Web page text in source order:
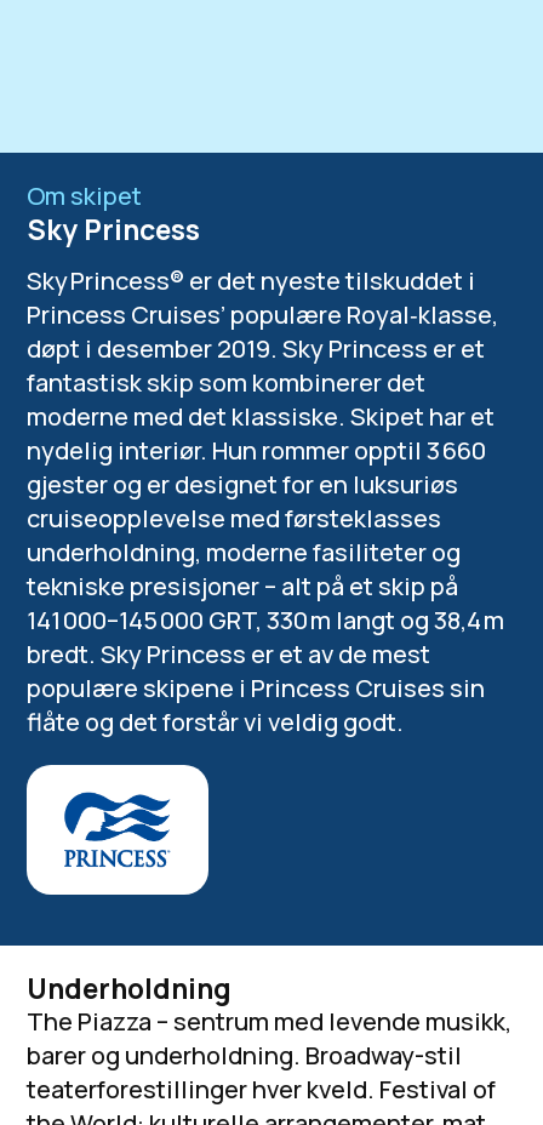
Om skipet
Sky Princess
Sky Princess® er det nyeste tilskuddet i
Princess Cruises’ populære Royal‑klasse,
døpt i desember 2019. Sky Princess er et
fantastisk skip som kombinerer det
moderne med det klassiske. Skipet har et
nydelig interiør. Hun rommer opptil 3 660
gjester og er designet for en luksuriøs
cruiseopplevelse med førsteklasses
underholdning, moderne fasiliteter og
tekniske presisjoner – alt på et skip på
141 000–145 000 GRT, 330 m langt og 38,4 m
bredt. Sky Princess er et av de mest
populære skipene i Princess Cruises sin
flåte og det forstår vi veldig godt.
Underholdning
The Piazza – sentrum med levende musikk,
barer og underholdning. Broadway-stil
teaterforestillinger hver kveld. Festival of